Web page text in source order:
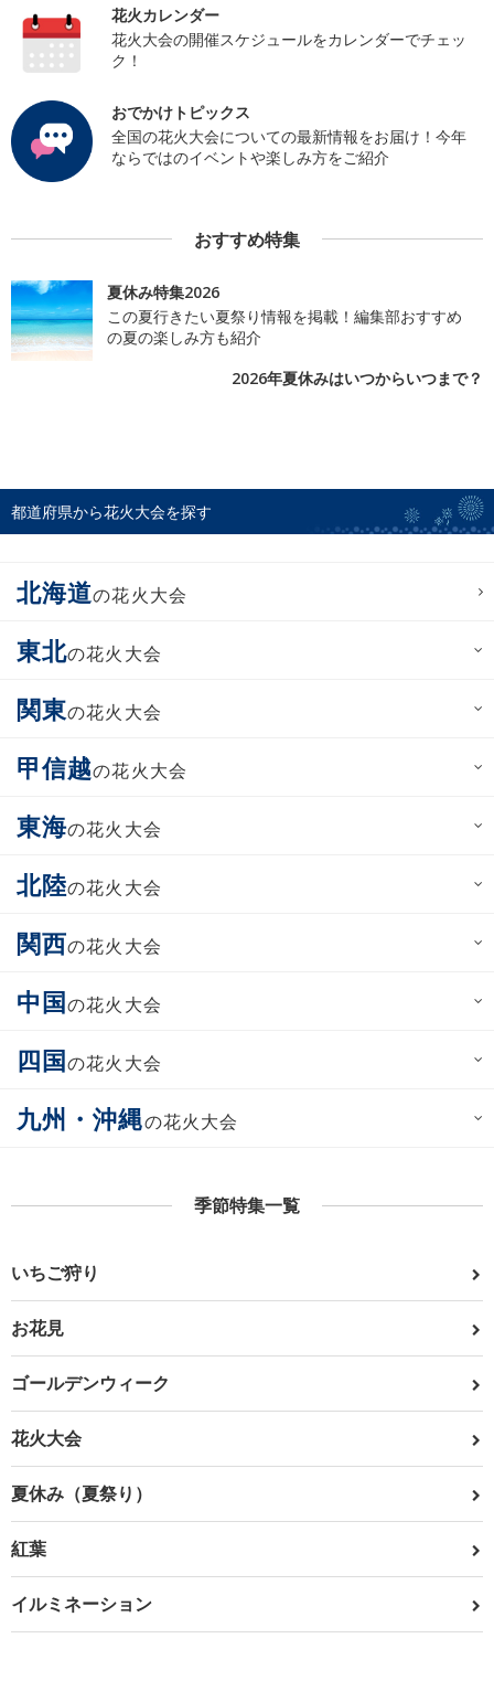
花火カレンダー
花火大会の開催スケジュールをカレンダーでチェッ
ク！
おでかけトピックス
全国の花火大会についての最新情報をお届け！今年
ならではのイベントや楽しみ方をご紹介
おすすめ特集
夏休み特集2026
この夏行きたい夏祭り情報を掲載！編集部おすすめ
の夏の楽しみ方も紹介
2026年夏休みはいつからいつまで？
都道府県から花火大会を探す
北海道の花火大会
東北の花火大会
関東の花火大会
甲信越の花火大会
東海の花火大会
北陸の花火大会
関西の花火大会
中国の花火大会
四国の花火大会
九州・沖縄の花火大会
季節特集一覧
いちご狩り
お花見
ゴールデンウィーク
花火大会
夏休み（夏祭り）
紅葉
イルミネーション